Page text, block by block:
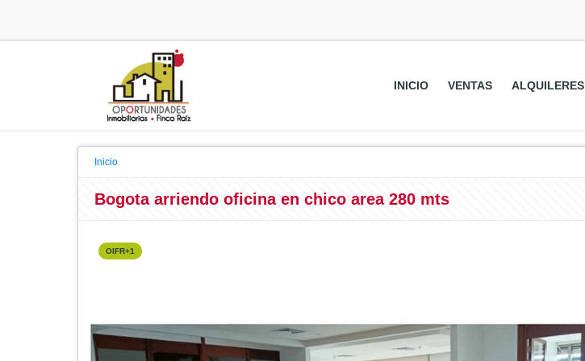
INICIO VENTAS ALQUILERES
Inicio
Bogota arriendo oficina en chico area 280 mts
OIFR+1